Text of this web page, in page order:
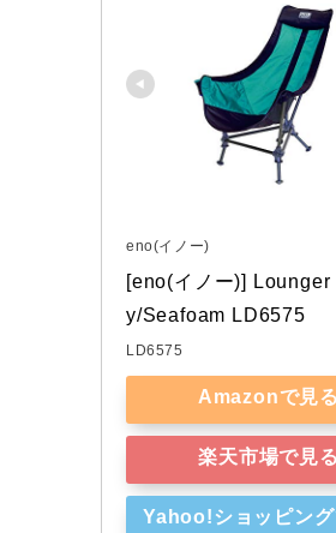
eno(イノー)
[eno(イノー)] Lounger
y/Seafoam LD6575
LD6575
Amazonで見る
楽天市場で見る
Yahoo!ショッピン